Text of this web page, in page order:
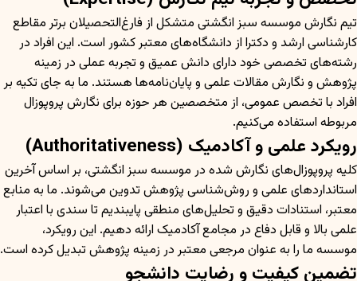
تیم نگارش موسسه سبز انگشتی متشکل از فارغ‌التحصیلان برتر مقاطع
کارشناسی ارشد و دکترا از دانشگاه‌های معتبر کشور است. این افراد در
رشته‌های تخصصی خود دارای دانش عمیق و تجربه عملی در زمینه
پژوهش و نگارش مقالات علمی و پایان‌نامه‌ها هستند. ما به جای تکیه بر
افراد با تخصص عمومی، از متخصصین هر حوزه برای نگارش پروپوزال
مربوطه استفاده می‌کنیم.
رویکرد علمی و آکادمیک (Authoritativeness)
کلیه پروپوزال‌های نگارش شده در موسسه سبز انگشتی، بر اساس آخرین
استانداردهای علمی و روش‌شناسی پژوهش تدوین می‌شوند. ما به منابع
معتبر، استنادات دقیق و تحلیل‌های منطقی پایبندیم تا سندی با اعتبار
علمی بالا و قابل دفاع در مجامع آکادمیک ارائه دهیم. این رویکرد،
موسسه ما را به عنوان مرجعی معتبر در زمینه پژوهش تبدیل کرده است.
تضمین کیفیت و رضایت دانشجو